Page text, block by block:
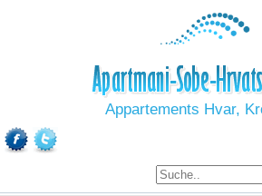
Appartements Hvar,